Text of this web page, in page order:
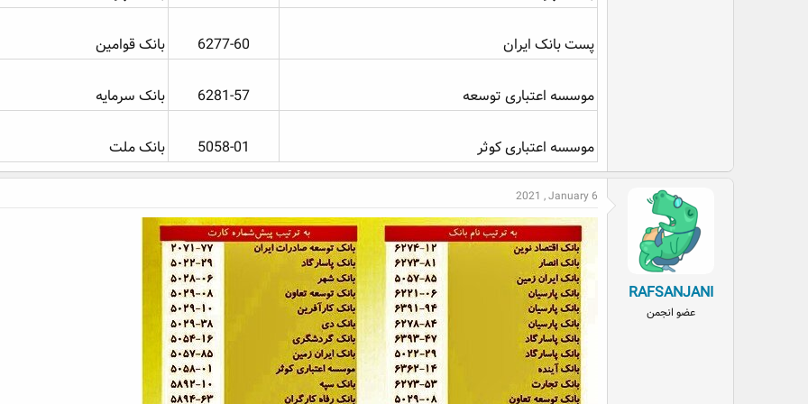
پست بانک ایران 6277-60​ بانک قوامین
موسسه اعتباری توسعه 6281-57​ بانک سرمایه
موسسه اعتباری کوثر 5058-01​ بانک ملت
RAFSANJANI
عضو انجمن
2021 , January 6